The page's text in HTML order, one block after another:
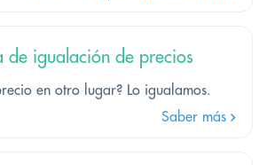
de igualación de precios
en otro lugar? Lo igualamos.
Saber más